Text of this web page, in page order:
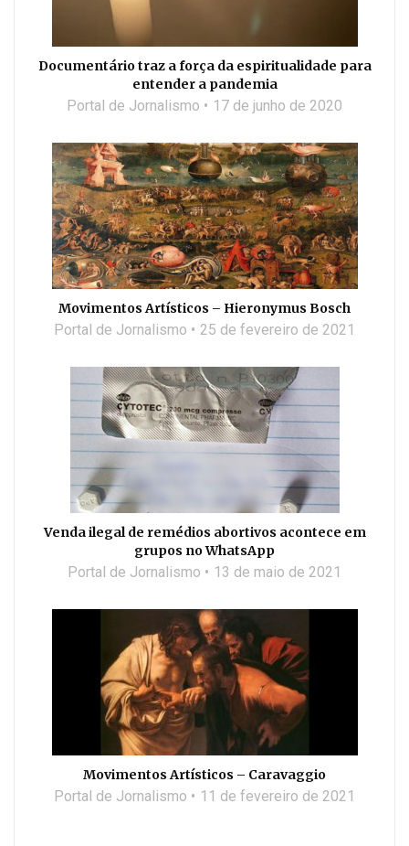
Documentário traz a força da espiritualidade para
entender a pandemia
Portal de Jornalismo 17 de junho de 2020
Movimentos Artísticos – Hieronymus Bosch
Portal de Jornalismo 25 de fevereiro de 2021
Venda ilegal de remédios abortivos acontece em
grupos no WhatsApp
Portal de Jornalismo 13 de maio de 2021
Movimentos Artísticos – Caravaggio
Portal de Jornalismo 11 de fevereiro de 2021